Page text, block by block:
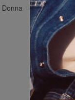
Donna ALVIERO